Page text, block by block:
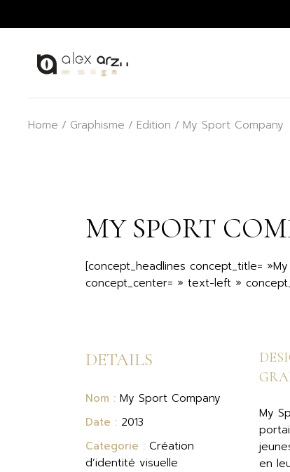
the
Home Graphisme Edition My Sport Company
MY SPORT
[concept_headlines concept_title=
concept_center= » text-left »
DETAILS
Nom : My Sport Company
Date : 2013
Categorie : Création
d’identité visuelle
My
en